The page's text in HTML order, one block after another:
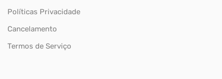
Políticas Privacidade
Cancelamento
Termos de Serviço